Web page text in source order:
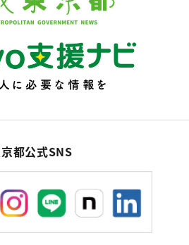
都公式SNS